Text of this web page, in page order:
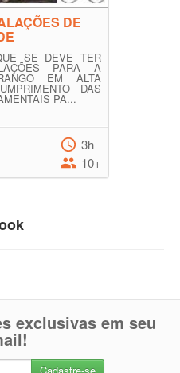
DE
SE DEVE TER
PARA A
EM ALTA
DAS
PA...
3h
10+
exclusivas em seu